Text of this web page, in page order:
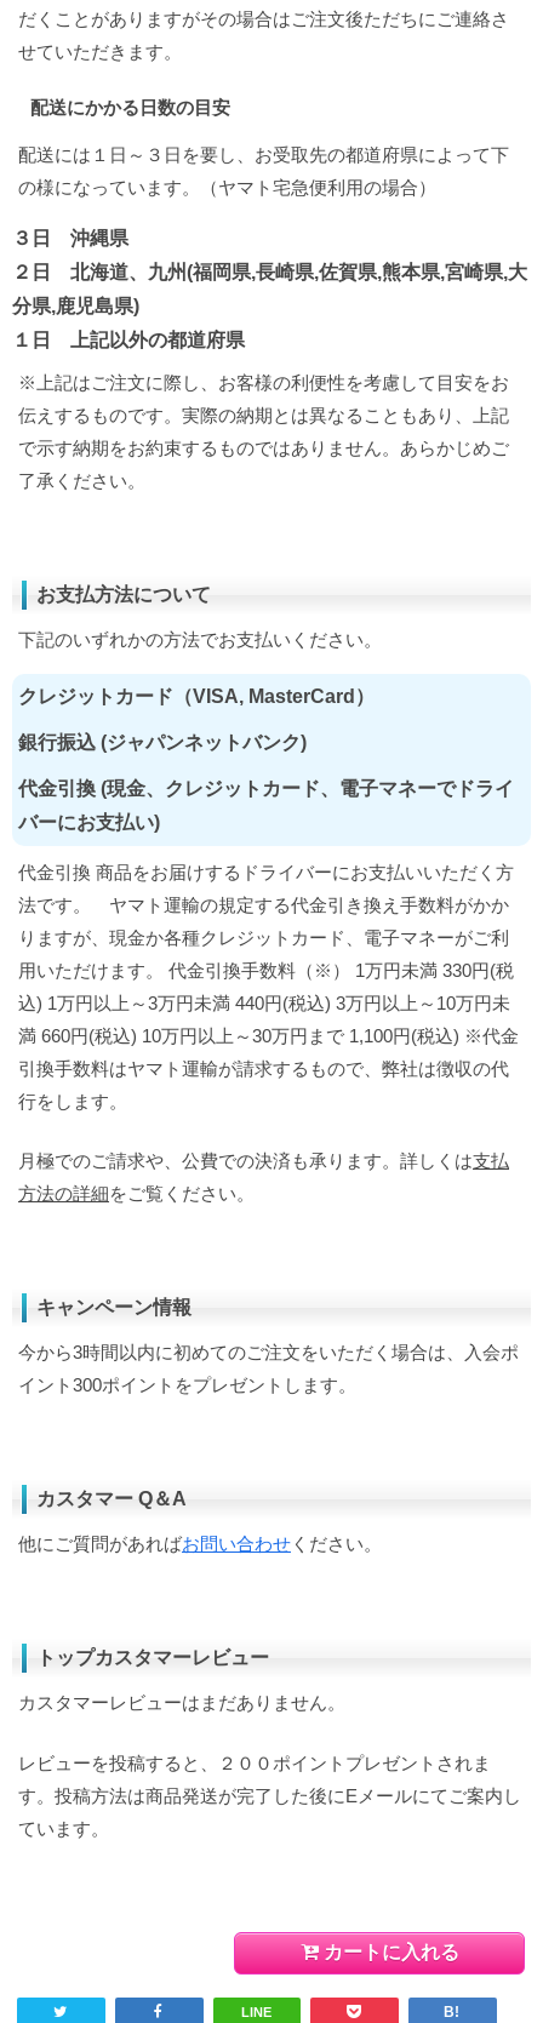
だくことがありますがその場合はご注文後ただちにご連絡さ
せていただきます。
配送にかかる日数の目安
配送には１日～３日を要し、お受取先の都道府県によって下
の様になっています。（ヤマト宅急便利用の場合）
３日 沖縄県
２日 北海道、九州(福岡県,長崎県,佐賀県,熊本県,宮崎県,大
分県,鹿児島県)
１日 上記以外の都道府県
※上記はご注文に際し、お客様の利便性を考慮して目安をお
伝えするものです。実際の納期とは異なることもあり、上記
で示す納期をお約束するものではありません。あらかじめご
了承ください。
お支払方法について
下記のいずれかの方法でお支払いください。
クレジットカード（VISA, MasterCard）
銀行振込 (ジャパンネットバンク)
代金引換 (現金、クレジットカード、電子マネーでドライ
バーにお支払い)
代金引換 商品をお届けするドライバーにお支払いいただく方
法です。 ヤマト運輸の規定する代金引き換え手数料がかか
りますが、現金か各種クレジットカード、電子マネーがご利
用いただけます。 代金引換手数料（※） 1万円未満 330円(税
込) 1万円以上～3万円未満 440円(税込) 3万円以上～10万円未
満 660円(税込) 10万円以上～30万円まで 1,100円(税込) ※代金
引換手数料はヤマト運輸が請求するもので、弊社は徴収の代
行をします。
月極でのご請求や、公費での決済も承ります。詳しくは支払
方法の詳細をご覧ください。
キャンペーン情報
今から3時間以内に初めてのご注文をいただく場合は、入会ポ
イント300ポイントをプレゼントします。
カスタマー Q＆A
他にご質問があればお問い合わせ ください。
トップカスタマーレビュー
カスタマーレビューはまだありません。
レビューを投稿すると、２００ポイントプレゼントされま
す。投稿方法は商品発送が完了した後にEメールにてご案内し
ています。
カートに入れる
LINE